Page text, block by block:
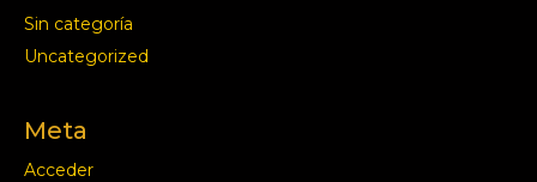
Sin categoría
Uncategorized
Meta
Acceder